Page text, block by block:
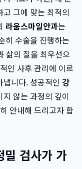
그에 맞는 최적의
라움스마일안과는
히 수술을 진행하는
삶의 질을 최우선으
인 사후 관리에 이르
니다. 성공적인 강
않는 과정의 깊이
안내해 드리고자 합
밀 검사가 가